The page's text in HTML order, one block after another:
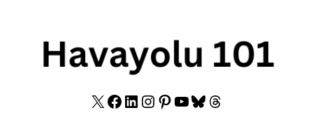
X Facebook
LinkedIn
Instagram
Pinterest
YouTube
Bluesky
Threads